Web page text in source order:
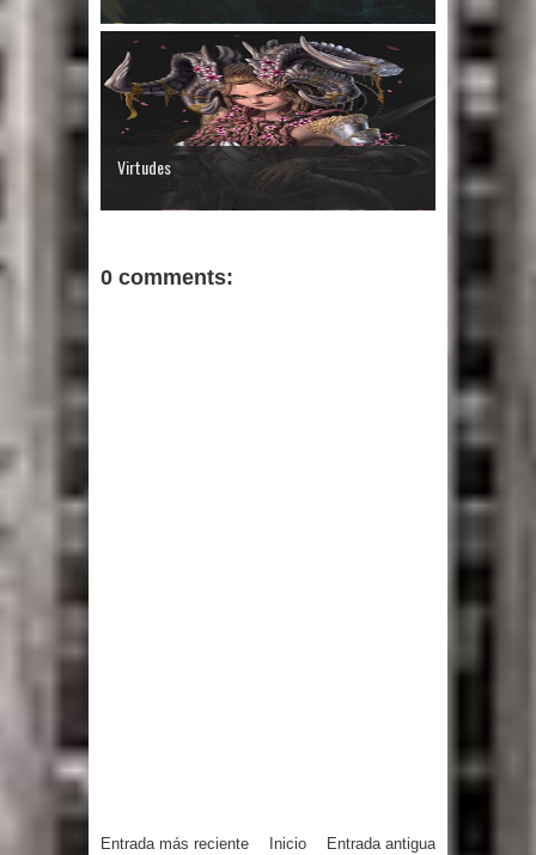
Virtudes
0 comments:
Entrada más reciente Entrada antigua
Inicio